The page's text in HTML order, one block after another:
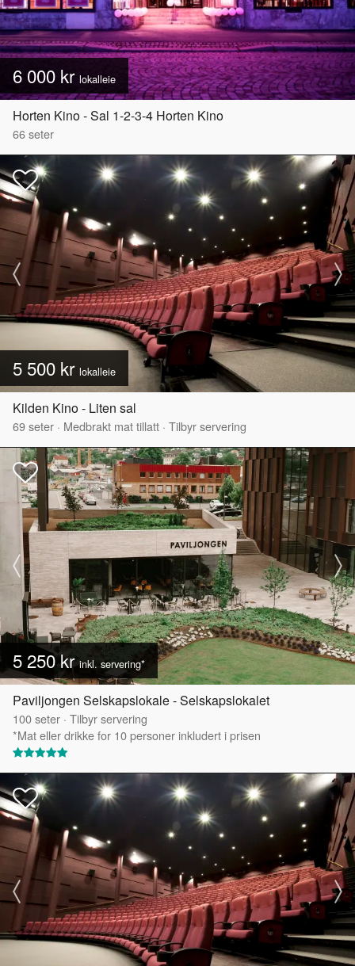
6 000 kr lokalleie
Horten Kino - Sal 1-2-3-4 Horten Kino
66seter
5 500 kr lokalleie
Kilden Kino - Liten sal
69seter · Medbrakt mat tillatt · Tilbyr servering
5 250 krinkl. servering*
Paviljongen Selskapslokale - Selskapslokalet
100seter · Tilbyr servering
*Mat eller drikke for 10 personer inkludert i prisen